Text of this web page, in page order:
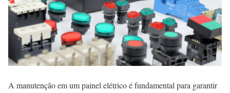
A manutenção em um painel elétrico é fundamental para garantir